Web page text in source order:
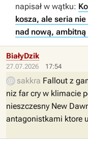
napisał w wątku:
kosza, ale seria
nad nową, ambitną
27.07.2026 17:54
BiałyDzik
sakkra Fallout z
niz far cry w klimacie
nieszczesny New
antagonistkami ktore